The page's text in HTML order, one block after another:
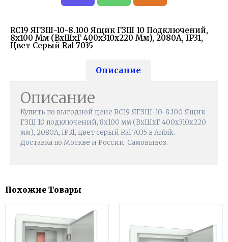
RC19 ЯГЗШ-10-8.100 Ящик ГЗШ 10 Подключений,
8х100 Мм (ВхШхГ 400х310х220 Мм), 2080А, IP31,
Цвет Серый Ral 7035
Описание
Описание
Купить по выгодной цене RC19 ЯГЗШ-10-8.100 Ящик
ГЗШ 10 подключений, 8х100 мм (ВхШхГ 400х310х220
мм), 2080А, IP31, цвет серый Ral 7035 в Anbik.
Доставка по Москве и России. Самовывоз.
Похожие Товары